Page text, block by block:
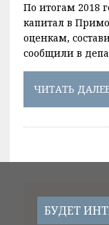
По итогам 2018
капитал в
оценкам,
сообщили в
ЧИТАТЬ
БУДЕТ